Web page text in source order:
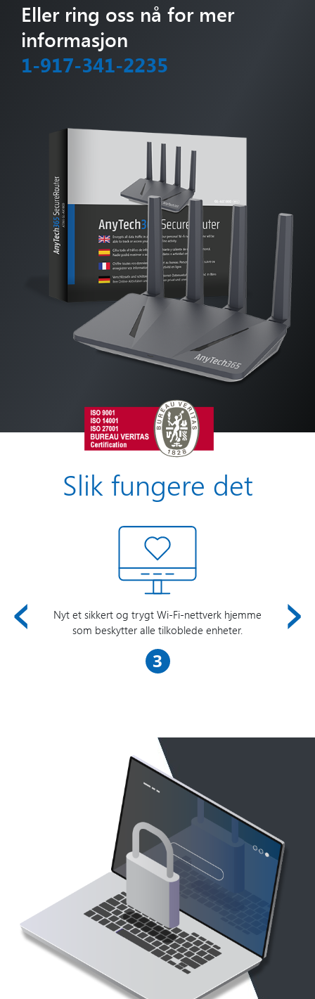
Eller ring oss nå for mer
informasjon
1-917-341-2235
Slik fungere det
Nyt et sikkert og trygt Wi-Fi-nettverk hjemme
som beskytter alle tilkoblede enheter.
3
‹ ›